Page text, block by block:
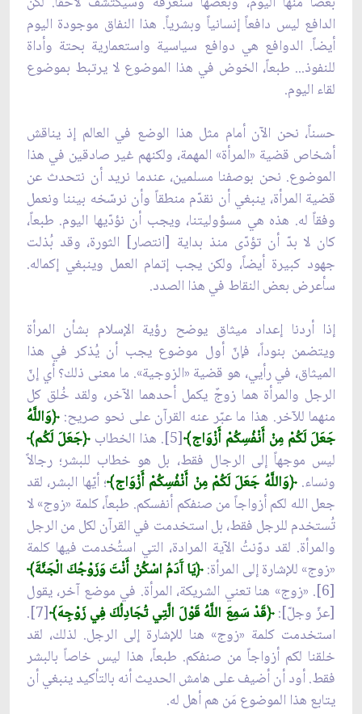
الدافع ليس دافعاً إنسانياً وبشرياً. هذا النفاق موجودة اليوم
أيضاً. الدوافع هي دوافع سياسية واستعمارية بحتة وأداة
للنفوذ... طبعاً، الخوض في هذا الموضوع لا يرتبط بموضوع
لقاء اليوم.
حسناً، نحن الآن أمام مثل هذا الوضع في العالم إذ يناقش
أشخاص قضية «المرأة» المهمة، ولكنهم غير صادقين في هذا
الموضوع. نحن بوصفنا مسلمين، عندما نريد أن نتحدث عن
قضية المرأة، ينبغي أن نقدّم منطقاً وأن نرسّخه بيننا ونعمل
وفقاً له. هذه هي مسؤوليتنا، ويجب أن نؤدّيها اليوم. طبعاً،
كان لا بدّ أن تؤدّى منذ بداية [انتصار] الثورة، وقد بُذلت
جهود كبيرة أيضاً، ولكن يجب إتمام العمل وينبغي إكماله.
سأعرض بعض النقاط في هذا الصدد.
إذا أردنا إعداد ميثاق يوضح رؤية الإسلام بشأن المرأة
ويتضمن بنوداً، فإنّ أول موضوع يجب أن يُذكر في هذا
الميثاق، في رأيي، هو قضية «الزوجية». ما معنى ذلك؟ أي إنّ
الرجل والمرأة هما زوجٌ يكمل أحدهما الآخر، ولقد خُلق كل
منهما للآخر. هذا ما عبّر عنه القرآن على نحو صريح:﴿وَاللَّهُ
جَعَلَ لَكُمْ مِنْ أَنْفُسِكُمْ أَزْوَاج﴾[5]. هذا الخطاب
﴿جَعَلَ لَكُم﴾
ليس موجهاً إلى الرجال فقط، بل هو خطاب للبشر؛ رجالاً
ونساء.﴿وَاللَّهُ جَعَلَ لَكُمْ مِنْ أَنْفُسِكُمْ أَزْوَاج﴾؛ أيّها البشر، لقد
جعل الله لكم أزواجاً من صنفكم أنفسكم. طبعاً، كلمة «زوج» لا
تُستخدم للرجل فقط، بل استخدمت في القرآن لكل من الرجل
والمرأة. لقد دوّنتُ الآية المرادة، التي استُخدمت فيها كلمة
«زوج» للإشارة إلى المرأة:﴿يَا آَدَمُ اسْكُنْ أَنْتَ وَزَوْجُكَ الْجَنَّةَ﴾
[6]. «زوج» هنا تعني الشريكة، المرأة. في موضع آخر، يقول
[عزّ وجلّ]:﴿قَدْ سَمِعَ اللَّهُ قَوْلَ الَّتِي تُجَادِلُكَ فِي زَوْجِهَ﴾ [7].
استخدمت كلمة «زوج» هنا للإشارة إلى الرجل. لذلك، لقد
خلقنا لكم أزواجاً من صنفكم. طبعاً، هذا ليس خاصاً بالبشر
فقط. أود أن أضيف على هامش الحديث أنه بالتأكيد ينبغي أن
يتابع هذا الموضوع مَن هم أهل له.